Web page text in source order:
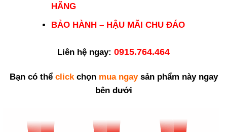
HÃNG
BẢO HÀNH – HẬU MÃI CHU ĐÁO
Liên hệ ngay: 0915.764.464
Bạn có thể clickchọn mua ngaysản phẩm này ngay
bên dưới